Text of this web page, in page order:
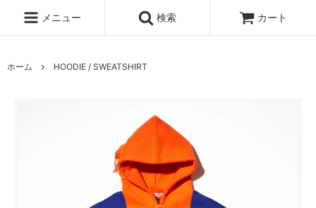
メニュー 検索 カート
ホーム HOODIE / SWEATSHIRT